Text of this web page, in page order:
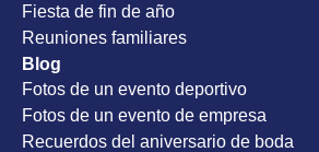
Fiesta de fin de año
Reuniones familiares
Blog
Fotos de un evento deportivo
Fotos de un evento de empresa
Recuerdos del aniversario de boda